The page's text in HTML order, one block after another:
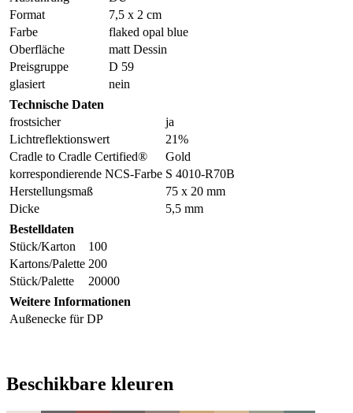
Format
7,5 x 2 cm
Farbe
flaked opal blue
Oberfläche
matt Dessin
Preisgruppe
D 59
glasiert
nein
Technische Daten
frostsicher
ja
Lichtreflektionswert
21%
Cradle to Cradle Certified®
Gold
korrespondierende NCS-Farbe S 4010-R70B
Herstellungsmaß
75 x 20 mm
Dicke
5,5 mm
Bestelldaten
Stück/Karton
100
Kartons/Palette 200
Stück/Palette
20000
Weitere Informationen
Außenecke für DP
Beschikbare kleuren